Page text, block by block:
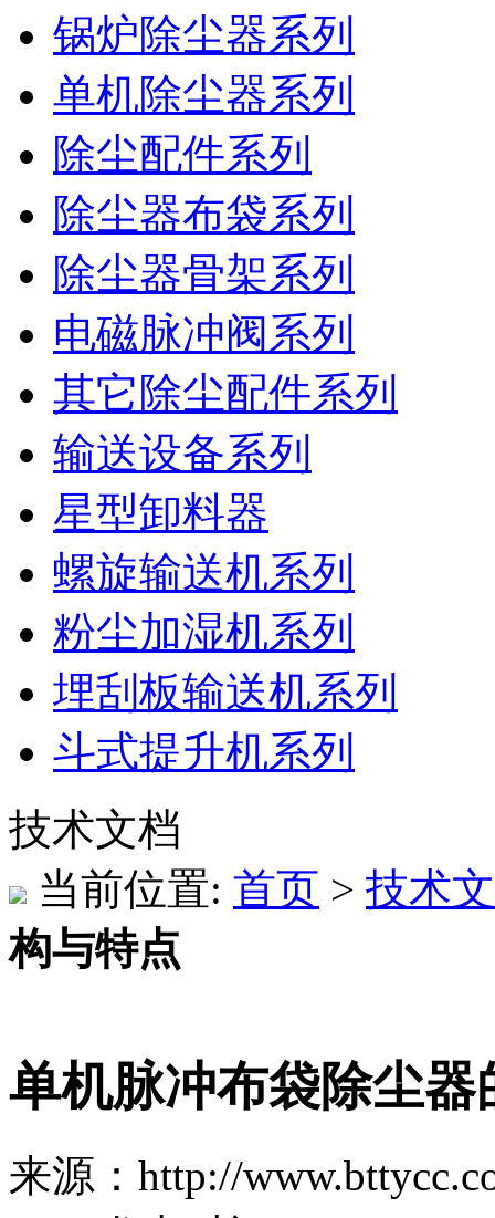
锅炉除尘器系列
单机除尘器系列
除尘配件系列
除尘器布袋系列
除尘器骨架系列
电磁脉冲阀系列
其它除尘配件系列
输送设备系列
星型卸料器
螺旋输送机系列
粉尘加湿机系列
埋刮板输送机系列
斗式提升机系列
技术文档
当前位置: 首页 > 技术
构与特点
单机脉冲布袋除尘器
来源：http://